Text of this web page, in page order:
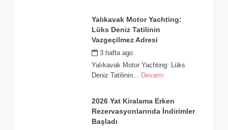
Yalıkavak Motor Yachting:
Lüks Deniz Tatilinin
Vazgeçilmez Adresi
3 hafta ago
Yalıkavak Motor Yachting: Lüks
Deniz Tatilinin... Devamı
2026 Yat Kiralama Erken
Rezervasyonlarında İndirimler
Başladı